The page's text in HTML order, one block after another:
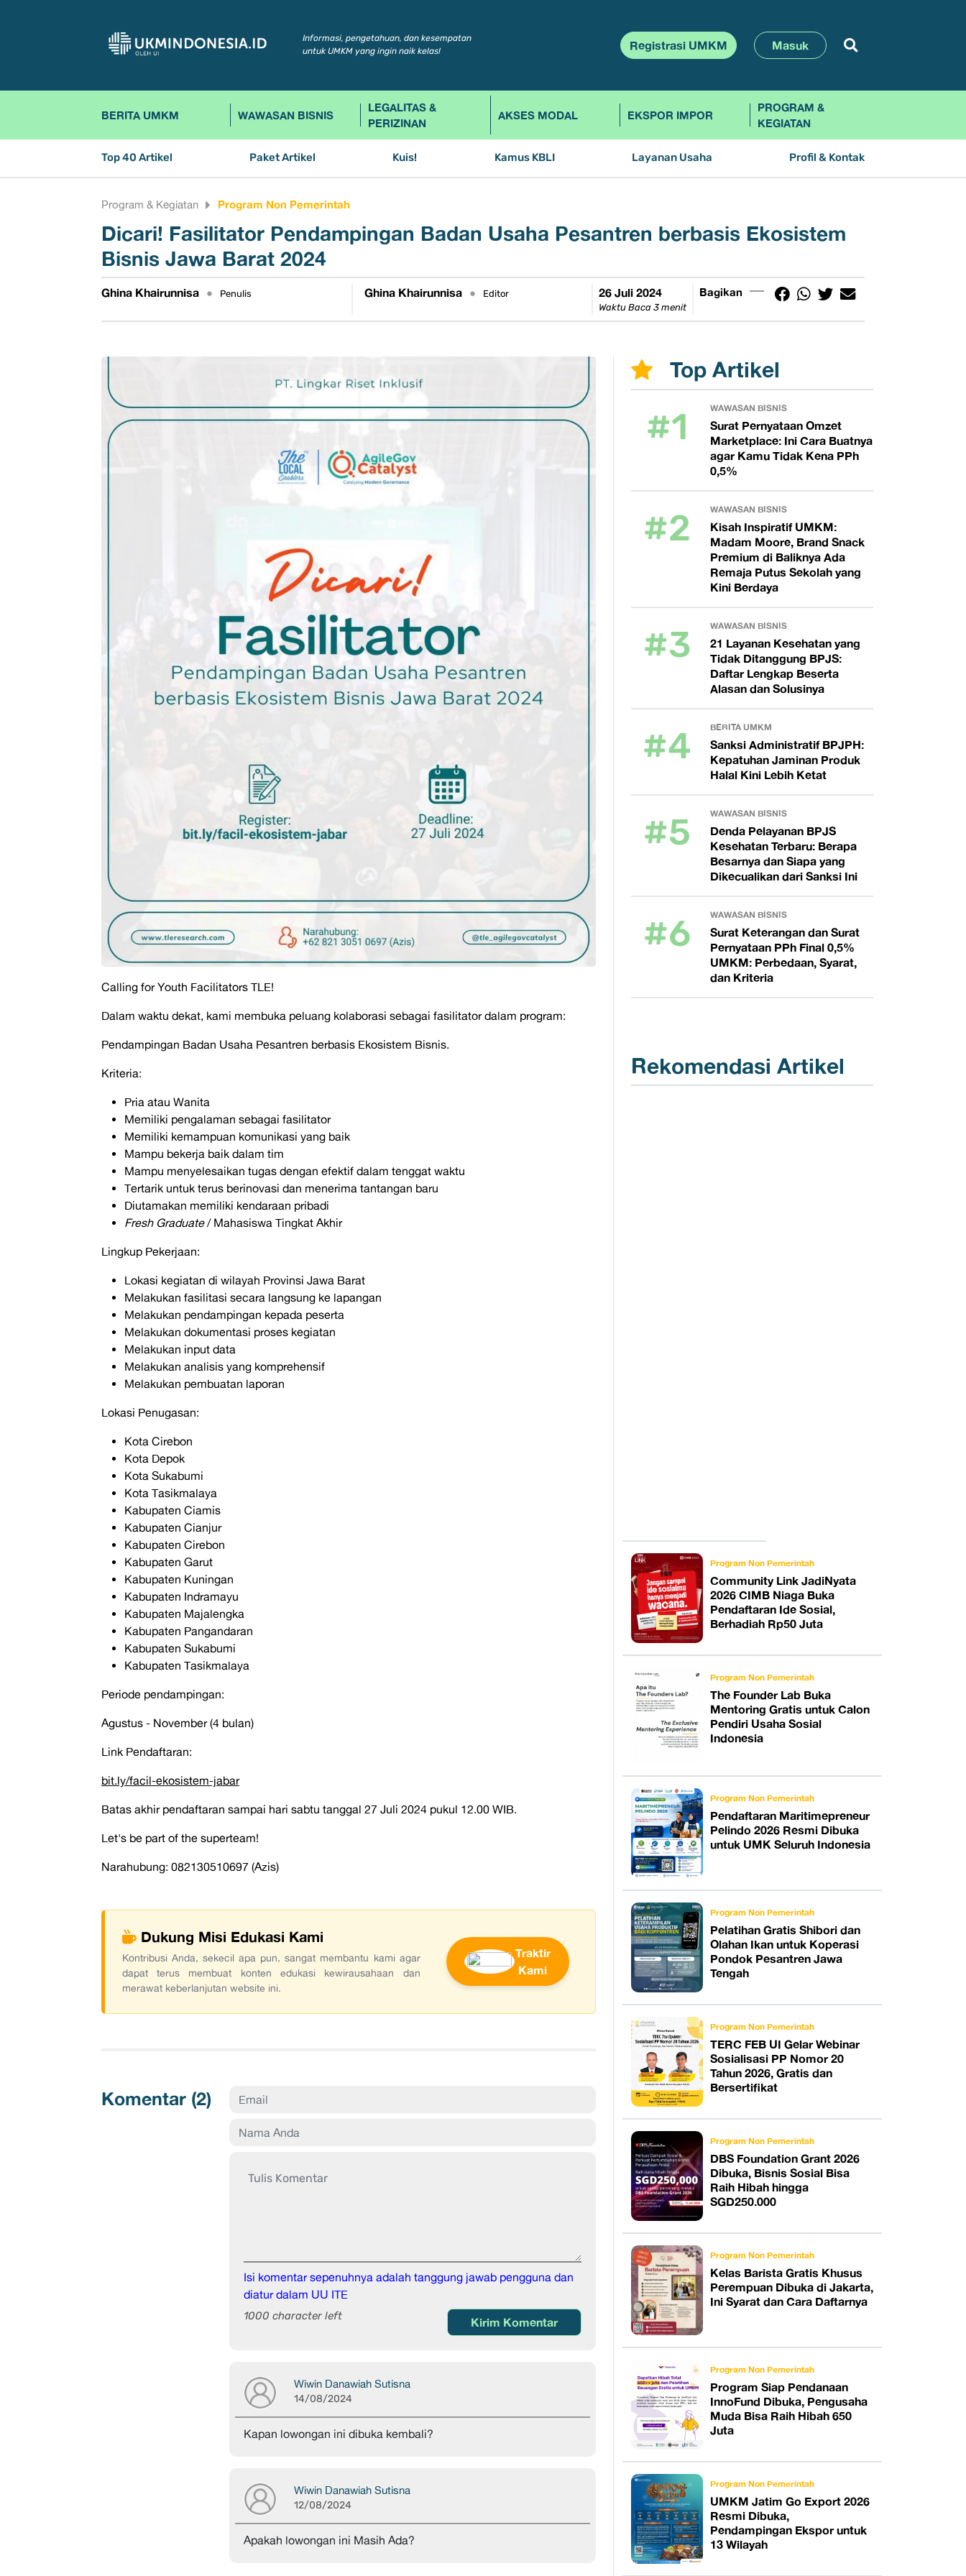
Informasi, pengetahuan, dan kesempatan
untuk UMKM yang ingin naik kelas!
Registrasi UMKM Masuk
BERITA UMKM WAWASAN BISNIS
LEGALITAS &
PERIZINAN
AKSES MODAL EKSPOR IMPOR
PROGRAM &
KEGIATAN
Top 40 Artikel Paket Artikel Kuis! Kamus KBLI Layanan Usaha Profil & Kontak
Program & Kegiatan Program Non Pemerintah
Dicari! Fasilitator Pendampingan Badan Usaha Pesantren berbasis Ekosistem
Bisnis Jawa Barat 2024
Ghina Khairunnisa • Penulis Ghina Khairunnisa • Editor
26 Juli 2024
Waktu Baca 3 menit
Bagikan
Calling for Youth Facilitators TLE!
Dalam waktu dekat, kami membuka peluang kolaborasi sebagai fasilitator dalam program:
Pendampingan Badan Usaha Pesantren berbasis Ekosistem Bisnis.
Kriteria:
Pria atau Wanita
Memiliki pengalaman sebagai fasilitator
Memiliki kemampuan komunikasi yang baik
Mampu bekerja baik dalam tim
Mampu menyelesaikan tugas dengan efektif dalam tenggat waktu
Tertarik untuk terus berinovasi dan menerima tantangan baru
Diutamakan memiliki kendaraan pribadi
Fresh Graduate/ Mahasiswa Tingkat Akhir
Lingkup Pekerjaan:
Lokasi kegiatan di wilayah Provinsi Jawa Barat
Melakukan fasilitasi secara langsung ke lapangan
Melakukan pendampingan kepada peserta
Melakukan dokumentasi proses kegiatan
Melakukan input data
Melakukan analisis yang komprehensif
Melakukan pembuatan laporan
Lokasi Penugasan:
Kota Cirebon
Kota Depok
Kota Sukabumi
Kota Tasikmalaya
Kabupaten Ciamis
Kabupaten Cianjur
Kabupaten Cirebon
Kabupaten Garut
Kabupaten Kuningan
Kabupaten Indramayu
Kabupaten Majalengka
Kabupaten Pangandaran
Kabupaten Sukabumi
Kabupaten Tasikmalaya
Periode pendampingan:
Agustus - November (4 bulan)
Link Pendaftaran:
bit.ly/facil-ekosistem-jabar
Batas akhir pendaftaran sampai hari sabtu tanggal 27 Juli 2024 pukul 12.00 WIB.
Let's be part of the superteam!
Narahubung: 082130510697 (Azis)
Dukung Misi Edukasi Kami
Kontribusi Anda, sekecil apa pun, sangat membantu kami agar
dapat terus membuat konten edukasi kewirausahaan dan
merawat keberlanjutan website ini.
Traktir
Kami
Komentar (2)
Isi komentar sepenuhnya adalah tanggung jawab pengguna dan
diatur dalam UU ITE
1000 character left Kirim Komentar
Wiwin Danawiah Sutisna
14/08/2024
Kapan lowongan ini dibuka kembali?
Wiwin Danawiah Sutisna
12/08/2024
Apakah lowongan ini Masih Ada?
Top Artikel
#1 WAWASAN BISNIS
Surat Pernyataan Omzet
Marketplace: Ini Cara Buatnya
agar Kamu Tidak Kena PPh
0,5%
#2 WAWASAN BISNIS
Kisah Inspiratif UMKM:
Madam Moore, Brand Snack
Premium di Baliknya Ada
Remaja Putus Sekolah yang
Kini Berdaya
#3 WAWASAN BISNIS
21 Layanan Kesehatan yang
Tidak Ditanggung BPJS:
Daftar Lengkap Beserta
Alasan dan Solusinya
#4 BERITA UMKM
Sanksi Administratif BPJPH:
Kepatuhan Jaminan Produk
Halal Kini Lebih Ketat
#5 WAWASAN BISNIS
Denda Pelayanan BPJS
Kesehatan Terbaru: Berapa
Besarnya dan Siapa yang
Dikecualikan dari Sanksi Ini
#6 WAWASAN BISNIS
Surat Keterangan dan Surat
Pernyataan PPh Final 0,5%
UMKM: Perbedaan, Syarat,
dan Kriteria
Rekomendasi Artikel
Program Non Pemerintah
Community Link JadiNyata
2026 CIMB Niaga Buka
Pendaftaran Ide Sosial,
Berhadiah Rp50 Juta
Program Non Pemerintah
The Founder Lab Buka
Mentoring Gratis untuk Calon
Pendiri Usaha Sosial
Indonesia
Program Non Pemerintah
Pendaftaran Maritimepreneur
Pelindo 2026 Resmi Dibuka
untuk UMK Seluruh Indonesia
Program Non Pemerintah
Pelatihan Gratis Shibori dan
Olahan Ikan untuk Koperasi
Pondok Pesantren Jawa
Tengah
Program Non Pemerintah
TERC FEB UI Gelar Webinar
Sosialisasi PP Nomor 20
Tahun 2026, Gratis dan
Bersertifikat
Program Non Pemerintah
DBS Foundation Grant 2026
Dibuka, Bisnis Sosial Bisa
Raih Hibah hingga
SGD250.000
Program Non Pemerintah
Kelas Barista Gratis Khusus
Perempuan Dibuka di Jakarta,
Ini Syarat dan Cara Daftarnya
Program Non Pemerintah
Program Siap Pendanaan
InnoFund Dibuka, Pengusaha
Muda Bisa Raih Hibah 650
Juta
Program Non Pemerintah
UMKM Jatim Go Export 2026
Resmi Dibuka,
Pendampingan Ekspor untuk
13 Wilayah